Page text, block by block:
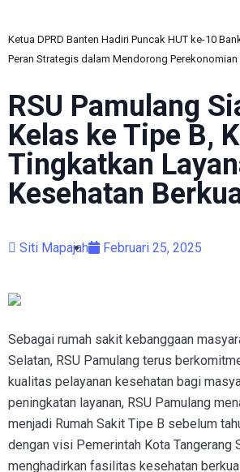
Ketua DPRD Banten Hadiri Puncak HUT ke-10
Peran Strategis dalam Mendorong Perekonomian
RSU Pamulang
Kelas ke Tipe B,
Tingkatkan
Kesehatan
Siti Mapajah Februari 25, 2025
Sebagai rumah sakit kebanggaan
Selatan, RSU Pamulang terus
kualitas pelayanan kesehatan bagi
peningkatan layanan, RSU Pamulang
menjadi Rumah Sakit Tipe B sebelum
dengan visi Pemerintah Kota Tangerang
menghadirkan fasilitas kesehatan